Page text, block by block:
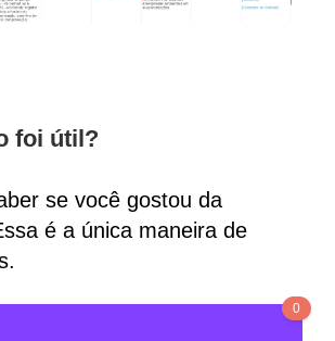
foi útil?
se você gostou da
é a única maneira de
0